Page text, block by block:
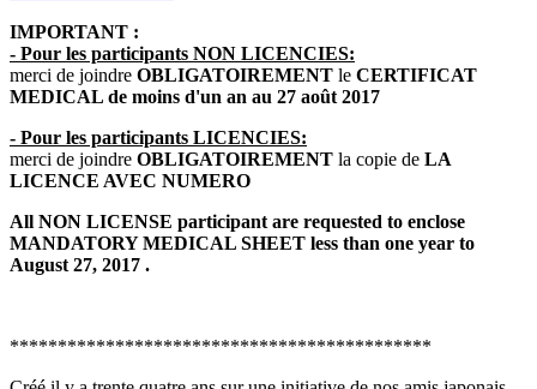
IMPORTANT :
- Pour les participants NON LICENCIES:
merci de joindre OBLIGATOIREMENT le CERTIFICAT
MEDICAL de moins d'un an au 27 août 2017
- Pour les participants LICENCIES:
merci de joindre OBLIGATOIREMENT la copie de LA
LICENCE AVEC NUMERO
All NON LICENSE participant are requested to enclose
MANDATORY MEDICAL SHEET less than one year to
August 27, 2017 .
********************************************